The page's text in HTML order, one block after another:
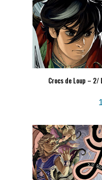
Crocs de Loup – 2/